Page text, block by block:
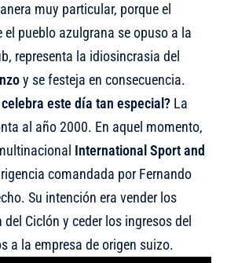
muy particular, porque el
el pueblo azulgrana se opuso a la
representa la idiosincrasia del
y se festeja en consecuencia.
este día tan especial? La
al año 2000. En aquel momento,
International Sport and
comandada por Fernando
Su intención era vender los
Ciclón y ceder los ingresos del
a la empresa de origen suizo.